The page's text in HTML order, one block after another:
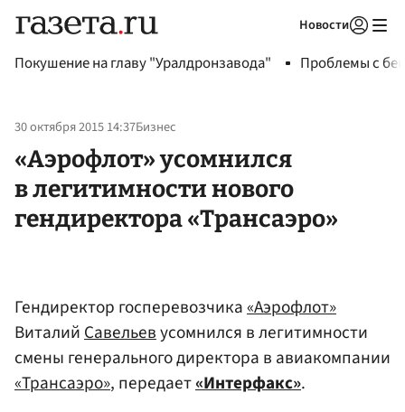
Новости
Покушение на главу "Уралдронзавода" Проблемы с
30 октября 2015 14:37Бизнес
«Аэрофлот» усомнился
в легитимности нового
гендиректора «Трансаэро»
Гендиректор госперевозчика«Аэрофлот»
ВиталийСавельевусомнился в легитимности
смены генерального директора в авиакомпании
«Трансаэро», передает«Интерфакс».